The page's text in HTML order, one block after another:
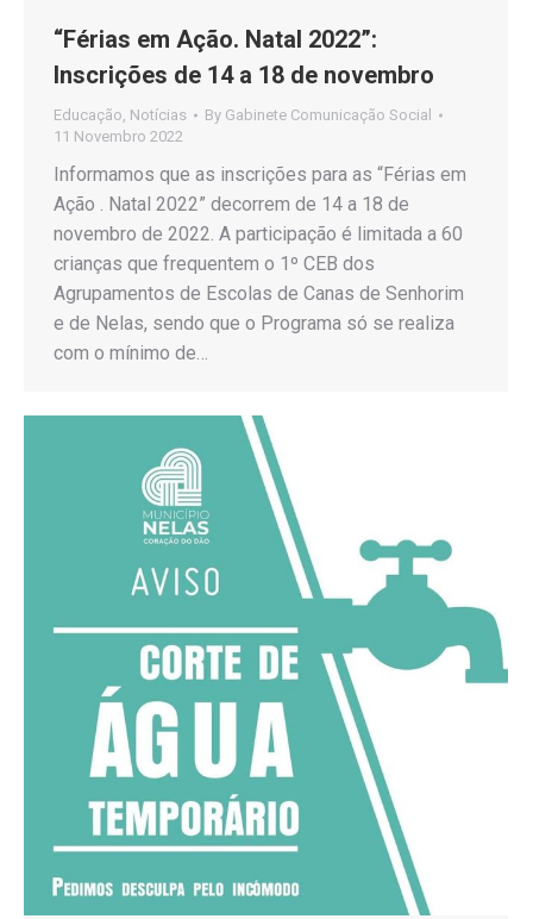
“Férias em Ação. Natal 2022”:
Inscrições de 14 a 18 de novembro
Educação Notícias By Gabinete Comunicação Social
11 Novembro 2022
Informamos que as inscrições para as “Férias em
Ação . Natal 2022” decorrem de 14 a 18 de
novembro de 2022. A participação é limitada a 60
crianças que frequentem o 1º CEB dos
Agrupamentos de Escolas de Canas de Senhorim
e de Nelas, sendo que o Programa só se realiza
com o mínimo de…